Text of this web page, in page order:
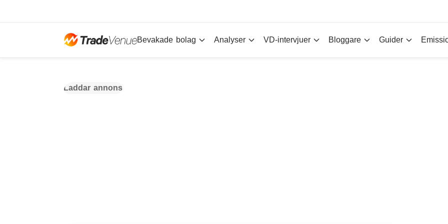
Bevakade bolag Analyser VD-intervjuer Bloggare Guider
Laddar annons